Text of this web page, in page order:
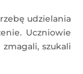
udzielania
Uczniowie
szukali